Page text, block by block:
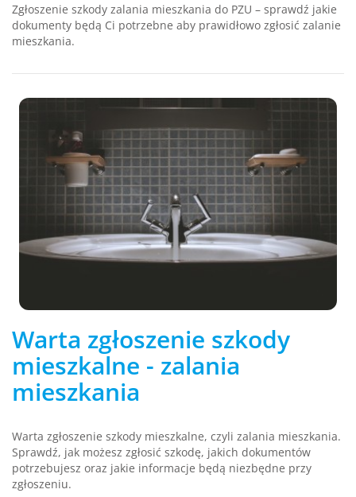
Zgłoszenie szkody zalania mieszkania do PZU – sprawdź jakie
dokumenty będą Ci potrzebne aby prawidłowo zgłosić zalanie
mieszkania.
Warta zgłoszenie szkody
mieszkalne - zalania
mieszkania
Warta zgłoszenie szkody mieszkalne, czyli zalania mieszkania.
Sprawdź, jak możesz zgłosić szkodę, jakich dokumentów
potrzebujesz oraz jakie informacje będą niezbędne przy
zgłoszeniu.